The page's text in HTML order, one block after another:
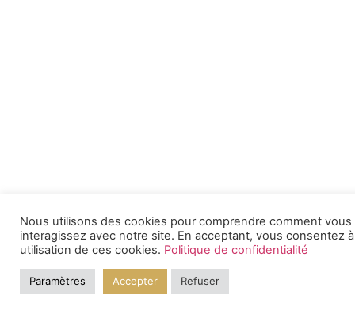
Nous utilisons des cookies pour comprendre comment vous
interagissez avec notre site. En acceptant, vous consentez
utilisation de ces cookies. Politique de confidentialité
Paramètres Accepter Refuser